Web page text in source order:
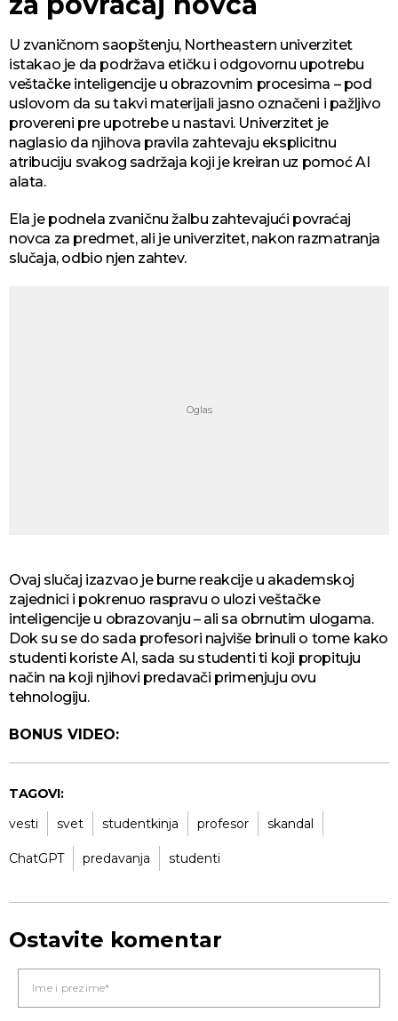
U zvaničnom saopštenju, Northeastern univerzitet
istakao je da podržava etičku i odgovornu upotrebu
veštačke inteligencije u obrazovnim procesima – pod
uslovom da su takvi materijali jasno označeni i pažljivo
provereni pre upotrebe u nastavi. Univerzitet je
naglasio da njihova pravila zahtevaju eksplicitnu
atribuciju svakog sadržaja koji je kreiran uz pomoć AI
alata.
Ela je podnela zvaničnu žalbu zahtevajući povraćaj
novca za predmet, ali je univerzitet, nakon razmatranja
slučaja, odbio njen zahtev.
Ovaj slučaj izazvao je burne reakcije u akademskoj
zajednici i pokrenuo raspravu o ulozi veštačke
inteligencije u obrazovanju – ali sa obrnutim ulogama.
Dok su se do sada profesori najviše brinuli o tome kako
studenti koriste AI, sada su studenti ti koji propituju
način na koji njihovi predavači primenjuju ovu
tehnologiju.
BONUS VIDEO:
TAGOVI:
vesti
svet studentkinja profesor skandal
ChatGPT predavanja studenti
Ostavite komentar